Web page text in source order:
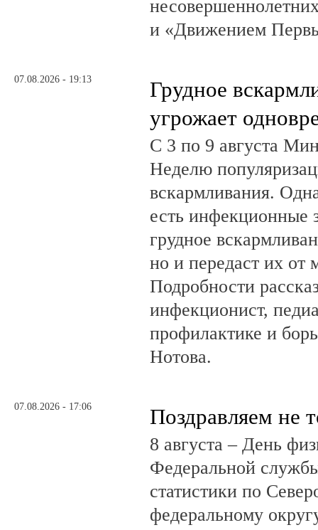
и «Движением
07.08.2026 - 19:13
Грудное
угрожает
С 3 по 9 августа
Неделю
вскармливания.
есть инфекционные
грудное
но и передаст их от
Подробности
инфекционист,
профилактике и
Нотова.
07.08.2026 - 17:06 Поздравляем не
8 августа – День
Федеральной
статистики по
федеральному